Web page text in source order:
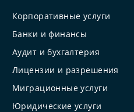
Корпоративные услуги
Банки и финансы
Аудит и бухгалтерия
Лицензии и разрешения
Миграционные услуги
Юридические услуги